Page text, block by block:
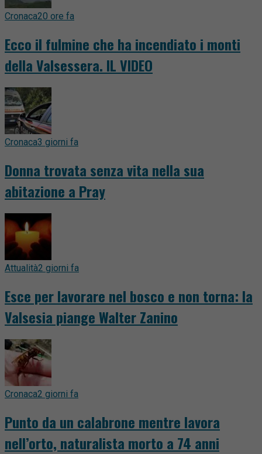
Cronaca20 ore fa
Ecco il fulmine che ha incendiato i monti
della Valsessera. IL VIDEO
Cronaca3 giorni fa
Donna trovata senza vita nella sua
abitazione a Pray
Attualità2 giorni fa
Esce per lavorare nel bosco e non torna: la
Valsesia piange Walter Zanino
Cronaca2 giorni fa
Punto da un calabrone mentre lavora
nell’orto, naturalista morto a 74 anni